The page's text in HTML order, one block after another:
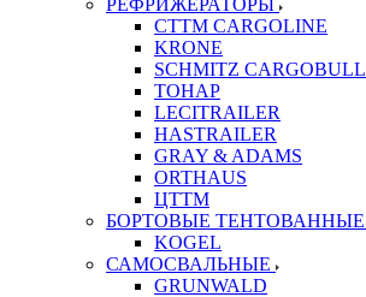
РЕФРИЖЕРАТОРЫ
CTTM CARGOLINE
KRONE
SCHMITZ CARGOBULL
ТОНАР
LECITRAILER
HASTRAILER
GRAY & ADAMS
ORTHAUS
ЦТТМ
БОРТОВЫЕ ТЕНТОВАННЫЕ
KOGEL
САМОСВАЛЬНЫЕ
GRUNWALD